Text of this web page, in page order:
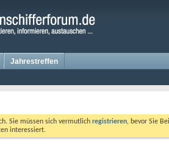
Jahrestreffen
Sie müssen sich vermutlich registrieren, bevor Sie
interessiert.